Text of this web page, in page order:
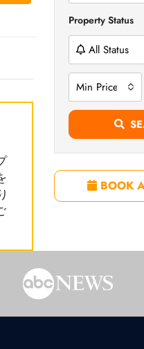
Property Status
All Status
Min Price
BOOK